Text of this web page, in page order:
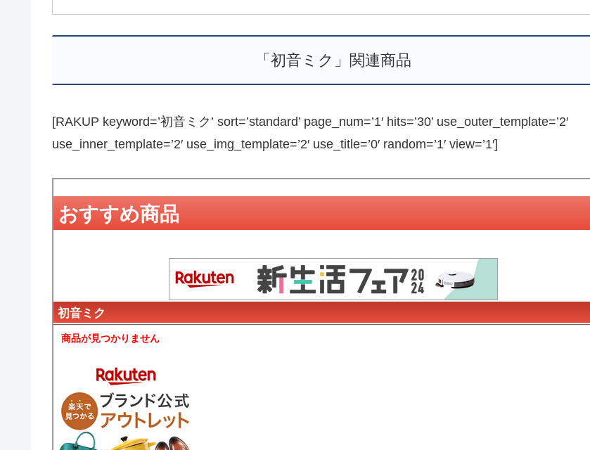
「初音ミク」関連商品
[RAKUP keyword=’初音ミク’ sort=’standard’ page_num=’1′ hits=’30’ use_outer_template=’2′
use_inner_template=’2′ use_img_template=’2′ use_title=’0′ random=’1′ view=’1′]